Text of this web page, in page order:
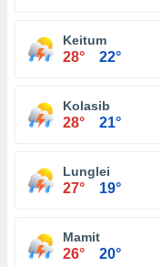
Keitum
28° 22°
Kolasib
28° 21°
Lunglei
27° 19°
Mamit
26° 20°